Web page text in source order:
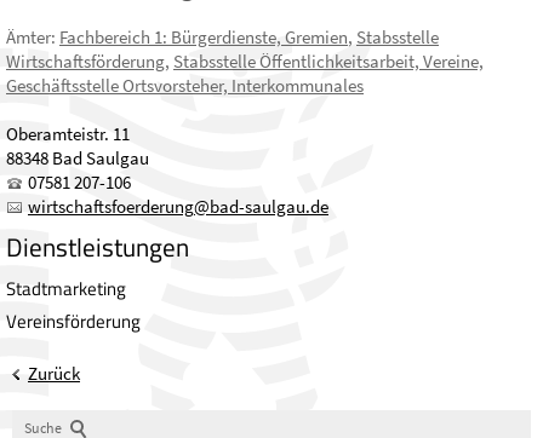
Ämter: Fachbereich 1: Bürgerdienste, Gremien, Stabsstelle
Wirtschaftsförderung, Stabsstelle Öffentlichkeitsarbeit, Vereine,
Geschäftsstelle Ortsvorsteher, Interkommunales
Oberamteistr. 11
88348 Bad Saulgau
07581 207-106
wirtschaftsfoerderung@bad-saulgau.de
Dienstleistungen
Stadtmarketing
Vereinsförderung
Zurück
Suche